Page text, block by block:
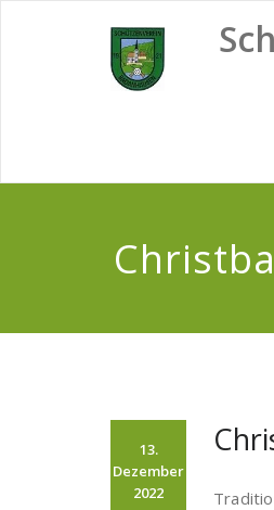
13.
Dezember
2022